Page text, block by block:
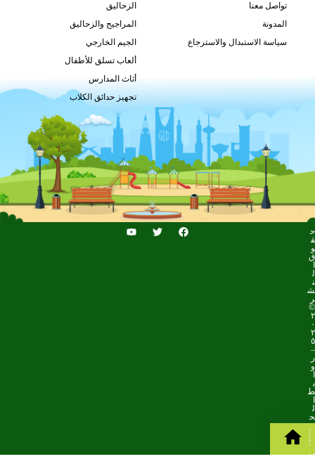
تواصل معنا
المدونة
سياسة الاستبدال والاسترجاع
الزحاليق
المراجيح والزحاليق
الجيم الخارجي
ألعاب تسلق للأطفال
أثاث المدارس
تجهيز حدائق الكلاب
ح
ق
و
ق
ل
ن
ش
ر
©
٢
٠
٢
٥
–
ر
و
ب
ط
ل
ح
د